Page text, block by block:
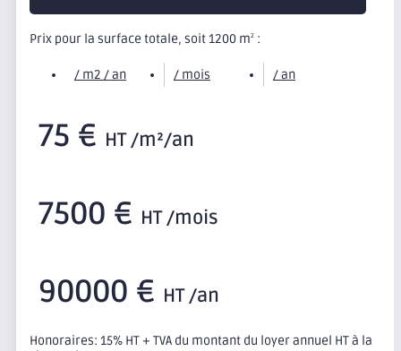
Prix pour la surface totale, soit 1200 m2 :
/ m2 / an / mois / an
75 € HT /m²/an
7500 € HT /mois
90000 € HT /an
Honoraires: 15% HT + TVA du montant du loyer annuel HT à la